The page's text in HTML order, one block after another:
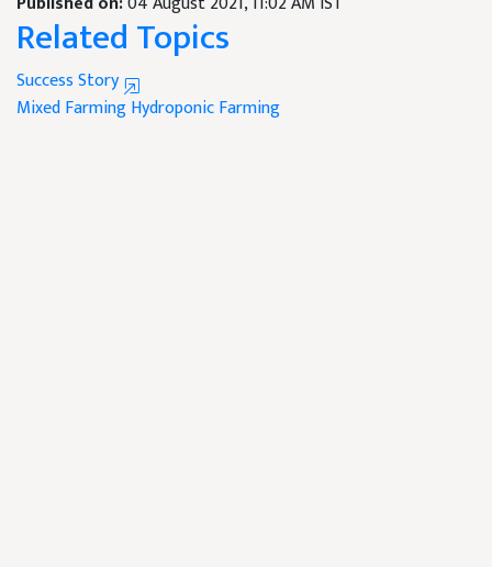
Related Topics
Success Story
Mixed FarmingHydroponic Farming